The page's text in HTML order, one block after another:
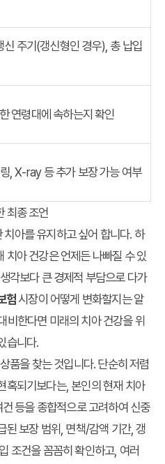
신 주기(갱신형인 경우), 총 납입
연령대에 속하는지 확인
, X-ray 등 추가 보장 가능 여부
최종 조언
아를 유지하고 싶어 합니다. 하
치아 건강은 언제든 나빠질 수 있
각보다 큰 경제적 부담으로 다가
험시장이 어떻게 변화할지는 알
비한다면 미래의 치아 건강을 위
습니다.
품을 찾는 것입니다. 단순히 저렴
혹되기보다는, 본인의 현재 치아
등을 종합적으로 고려하여 신중
된 보장 범위, 면책/감액 기간, 갱
조건을 꼼꼼히 확인하고, 여러